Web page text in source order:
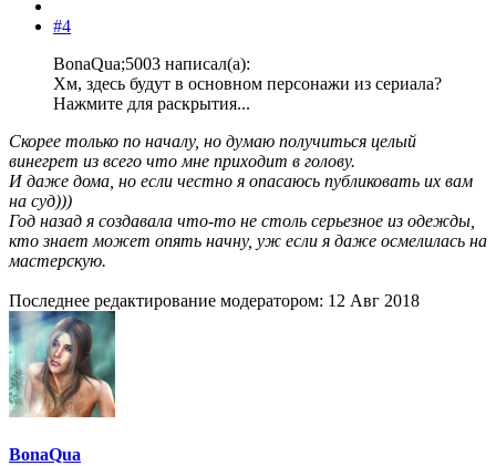
#4
BonaQua;5003 написал(а):
Хм, здесь будут в основном персонажи из сериала?
Нажмите для раскрытия...
Скорее только по началу, но думаю получиться целый
винегрет из всего что мне приходит в голову.
И даже дома, но если честно я опасаюсь публиковать их вам
на суд)))
Год назад я создавала что-то не столь серьезное из одежды,
кто знает может опять начну, уж если я даже осмелилась на
мастерскую.
Последнее редактирование модератором: 12 Авг 2018
BonaQua